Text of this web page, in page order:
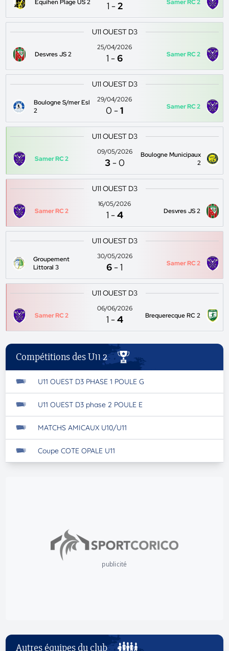
Equihen Plage US 2 1 -2 Samer RC 2
U11 OUEST D3
Desvres JS 2
25/04/2026
1 -6 Samer RC 2
U11 OUEST D3
Boulogne S/mer Esl
2
29/04/2026
0 -1 Samer RC 2
U11 OUEST D3
Samer RC 2
09/05/2026
3 -0
Boulogne Municipaux
2
U11 OUEST D3
Samer RC 2
16/05/2026
1 -4 Desvres JS 2
U11 OUEST D3
Groupement
Littoral 3
30/05/2026
6 -1 Samer RC 2
U11 OUEST D3
Samer RC 2
06/06/2026
1 -4 Brequerecque RC 2
Compétitions des U11 2
U11 OUEST D3 PHASE 1 POULE G
U11 OUEST D3 phase 2 POULE E
MATCHS AMICAUX U10/U11
Coupe COTE OPALE U11
publicité
Autres équipes du club